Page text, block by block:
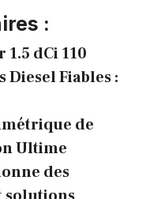
:
dCi 110
Diesel Fiables :
de
Ultime
des